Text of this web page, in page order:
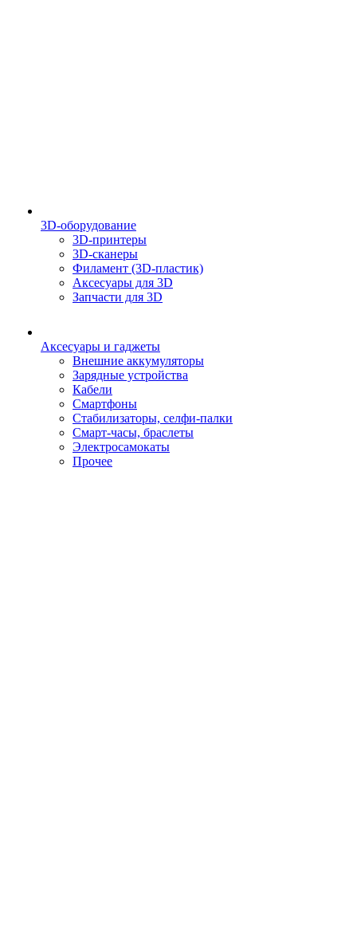
3D-оборудование
3D-принтеры
3D-сканеры
Филамент (3D-пластик)
Аксесуары для 3D
Запчасти для 3D
Аксесуары и гаджеты
Внешние аккумуляторы
Зарядные устройства
Кабели
Смартфоны
Стабилизаторы, селфи-палки
Смарт-часы, браслеты
Электросамокаты
Прочее